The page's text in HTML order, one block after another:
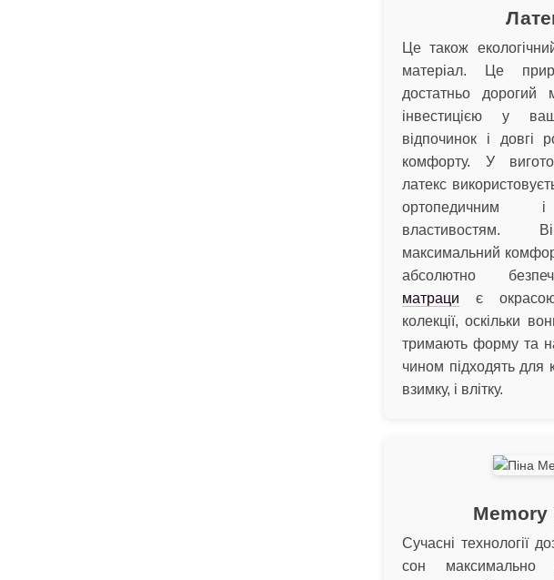
Це також
матеріал. Це
достатньо дорогий
інвестицією у
відпочинок і довгі
комфорту. У
латекс
ортопедичним
властивостям.
максимальний
абсолютно
матраци є окрасою
колекції, оскільки
тримають форму та
чином підходять для
взимку, і влітку.
Memory
Сучасні технології
сон максимально